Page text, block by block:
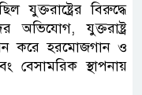
বিরুদ্ধে
অভিযোগ, যুক্তরাষ্ট্র
করে হরমোজগান ও
বেসামরিক স্থাপনায়